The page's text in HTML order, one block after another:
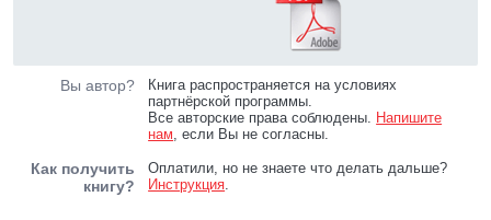
Вы автор?
Книга распространяется на условиях
партнёрской программы.
Все авторские права соблюдены. Напишите
нам, если Вы не согласны.
Как получить
книгу?
Оплатили, но не знаете что делать дальше?
Инструкция.